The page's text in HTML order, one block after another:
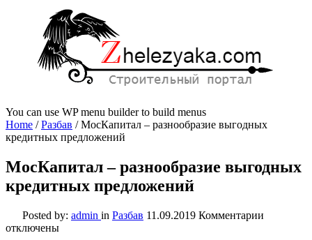
You can use WP menu builder to build menus
Home /Разбав /МосКапитал – разнообразие выгодных
кредитных предложений
МосКапитал – разнообразие выгодных
кредитных предложений
Posted by: admin in Разбав 11.09.2019 Комментарии
отключены